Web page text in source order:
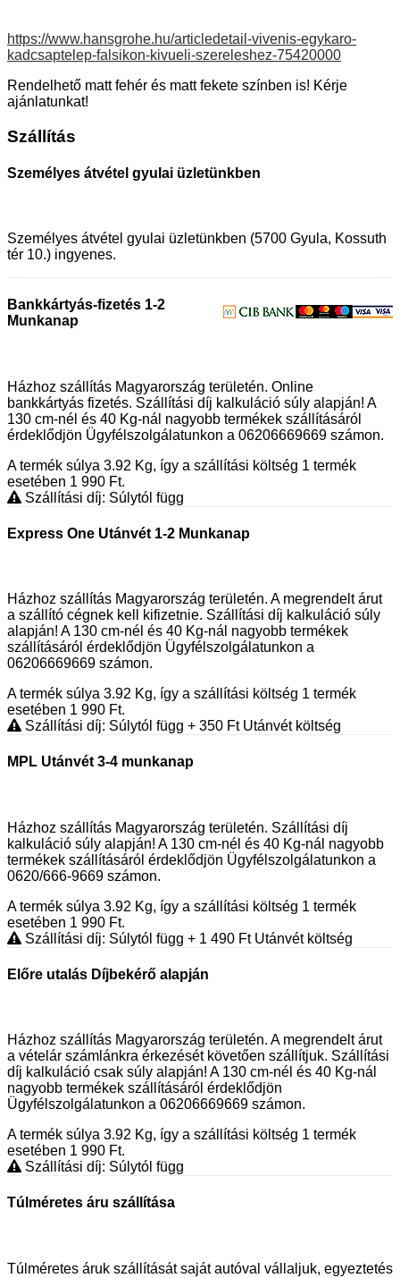
https://www.hansgrohe.hu/articledetail-vivenis-egykaro-
kadcsaptelep-falsikon-kivueli-szereleshez-75420000
Rendelhető matt fehér és matt fekete színben is! Kérje
ajánlatunkat!
Szállítás
Személyes átvétel gyulai üzletünkben
Személyes átvétel gyulai üzletünkben (5700 Gyula, Kossuth
tér 10.) ingyenes.
Bankkártyás-fizetés 1-2
Munkanap
Házhoz szállítás Magyarország területén. Online
bankkártyás fizetés. Szállítási díj kalkuláció súly alapján! A
130 cm-nél és 40 Kg-nál nagyobb termékek szállításáról
érdeklődjön Ügyfélszolgálatunkon a 06206669669 számon.
A termék súlya 3.92 Kg, így a szállítási költség 1 termék
esetében 1 990 Ft.
Szállítási díj: Súlytól függ
Express One Utánvét 1-2 Munkanap
Házhoz szállítás Magyarország területén. A megrendelt árut
a szállító cégnek kell kifizetnie. Szállítási díj kalkuláció súly
alapján! A 130 cm-nél és 40 Kg-nál nagyobb termékek
szállításáról érdeklődjön Ügyfélszolgálatunkon a
06206669669 számon.
A termék súlya 3.92 Kg, így a szállítási költség 1 termék
esetében 1 990 Ft.
Szállítási díj: Súlytól függ + 350 FtUtánvét költség
MPL Utánvét 3-4 munkanap
Házhoz szállítás Magyarország területén. Szállítási díj
kalkuláció súly alapján! A 130 cm-nél és 40 Kg-nál nagyobb
termékek szállításáról érdeklődjön Ügyfélszolgálatunkon a
0620/666-9669 számon.
A termék súlya 3.92 Kg, így a szállítási költség 1 termék
esetében 1 990 Ft.
Szállítási díj: Súlytól függ + 1 490 FtUtánvét költség
Előre utalás Díjbekérő alapján
Házhoz szállítás Magyarország területén. A megrendelt árut
a vételár számlánkra érkezését követően szállítjuk. Szállítási
díj kalkuláció csak súly alapján! A 130 cm-nél és 40 Kg-nál
nagyobb termékek szállításáról érdeklődjön
Ügyfélszolgálatunkon a 06206669669 számon.
A termék súlya 3.92 Kg, így a szállítási költség 1 termék
esetében 1 990 Ft.
Szállítási díj: Súlytól függ
Túlméretes áru szállítása
Túlméretes áruk szállítását saját autóval vállaljuk, egyeztetés